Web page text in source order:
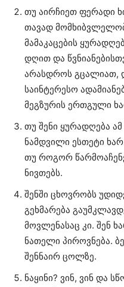
თუ აირჩიეთ ფერადი
თავად
მამაკაცების
დღით და
არასდროს
საინტერესო
მეგზურის ერთგული
თუ შენი ყურადღება
ნამდვილი ესთეტი
თუ როგორ
ნივთებს.
შენში ცხოვრობს
გეხმარება
მოვლენასაც კი. შენ
ნათელი პიროვნება.
შენნაირ ცოლზე.
ნაყინი? ვინ, ვინ და